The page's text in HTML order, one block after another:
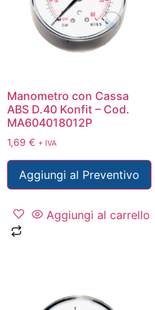
Manometro con Cassa
ABS D.40 Konfit – Cod.
MA604018012P
1,69 € + IVA
Aggiungi al Preventivo
Aggiungi al carrello